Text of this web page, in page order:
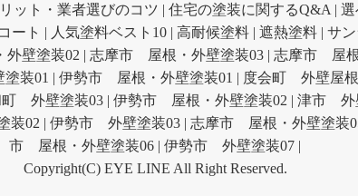
ット・業者選びのコツ | 住宅の塗装に関するQ&A | 選
ート | 人気塗料ベスト10| 高耐候塗料| 遮熱塗料| サ
壁塗装02 | 志摩市 屋根・外壁塗装03 | 志摩市 屋
装01 | 伊勢市 屋根・外壁塗装01 | 度会町 外壁屋
町 外壁塗装03| 伊勢市 屋根・外壁塗装02 | 津市 外
装02 | 伊勢市 外壁塗装03 | 志摩市 屋根・外壁塗装
市 屋根・外壁塗装06 | 伊勢市 外壁塗装07 |
Copyright(C) EYE LINE All Right Reserved.